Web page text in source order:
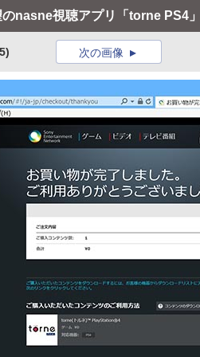
のnasne視聴アプリ「torne PS4
次の画像